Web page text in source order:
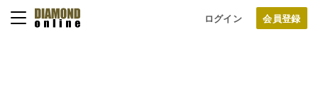
ログイン